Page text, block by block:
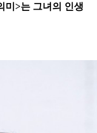
미>는 그녀의 인생